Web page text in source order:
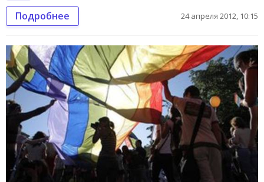
Подробнее 24 апреля 2012, 10:15